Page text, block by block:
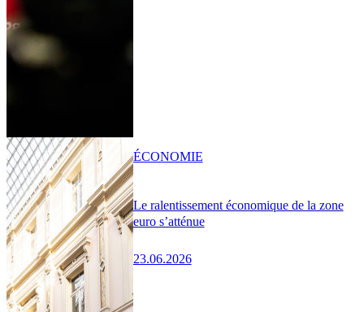
Le ralentissement économique de la zone
euro s’atténue
23.06.2026
ÉCONOMIE